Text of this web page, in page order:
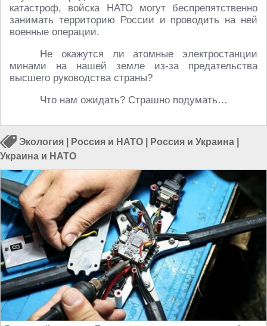
катастроф, войска НАТО могут беспрепятственно
занимать территорию России и проводить на ней
военные операции.
Не окажутся ли атомные электростанции
минами на нашей земле из-за предательства
высшего руководства страны?
Что нам ожидать? Страшно подумать…
Экология Россия и НАТО Россия и Украина
Украина и НАТО